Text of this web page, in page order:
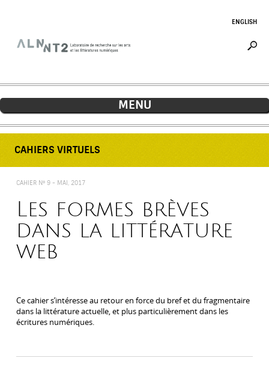
ENGLISH
CAHIERS VIRTUELS
CAHIER N° 9 - MAI, 2017
Les formes brèves
dans la littérature
web
Ce cahier s’intéresse au retour en force du bref et du fragmentaire
dans la littérature actuelle, et plus particulièrement dans les
écritures numériques.
MENU